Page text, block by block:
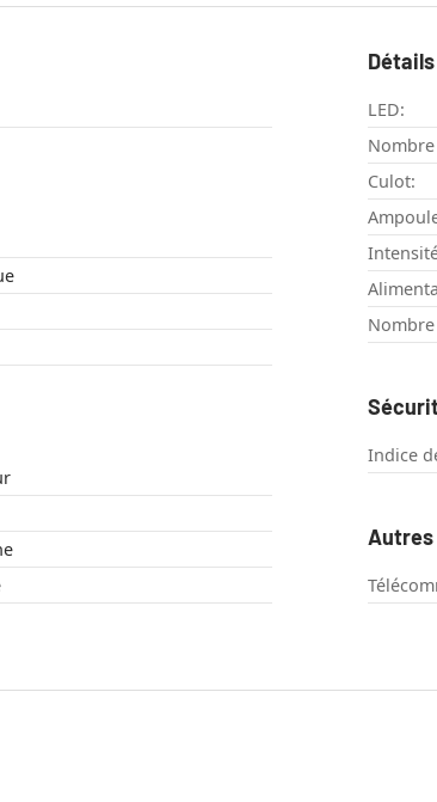
LED:
Culot:
Nombre
Indice